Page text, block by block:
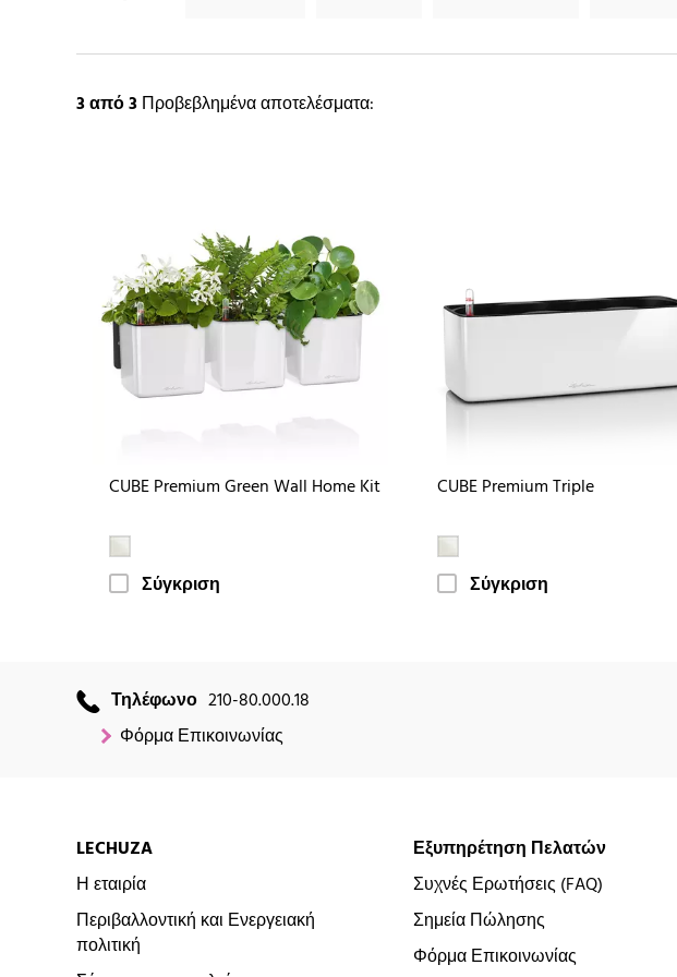
3από 3Προβεβλημένα αποτελέσματα:
CUBE Premium Green Wall Home Kit
Σύγκριση
CUBE Premium Triple
Σύγκριση
Τηλέφωνο 210-80.000.18
Φόρμα Επικοινωνίας
LECHUZA
Η εταιρία
Περιβαλλοντική και Ενεργειακή
πολιτική
Εξυπηρέτηση Πελατών
Συχνές Ερωτήσεις (FAQ)
Σημεία Πώλησης
Φόρμα Επικοινωνίας